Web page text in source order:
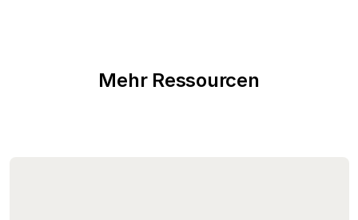
Mehr Ressourcen